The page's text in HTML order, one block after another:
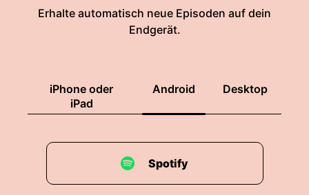
Erhalte automatisch neue Episoden auf dein
Endgerät.
iPhone oder
iPad
Android Desktop
Spotify